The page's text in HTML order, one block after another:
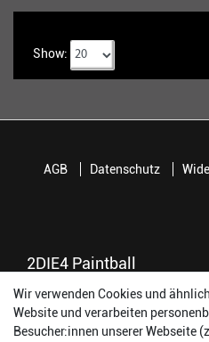
Show:
2DIE4 Paintball
56457 Westerburg
Reinhold-Ferger-Straße 26
order@2die4-sports.com
AGB Datenschutz
Wir verwenden Cookies und
Website und verarbeiten
Besucher:innen unserer Webseite